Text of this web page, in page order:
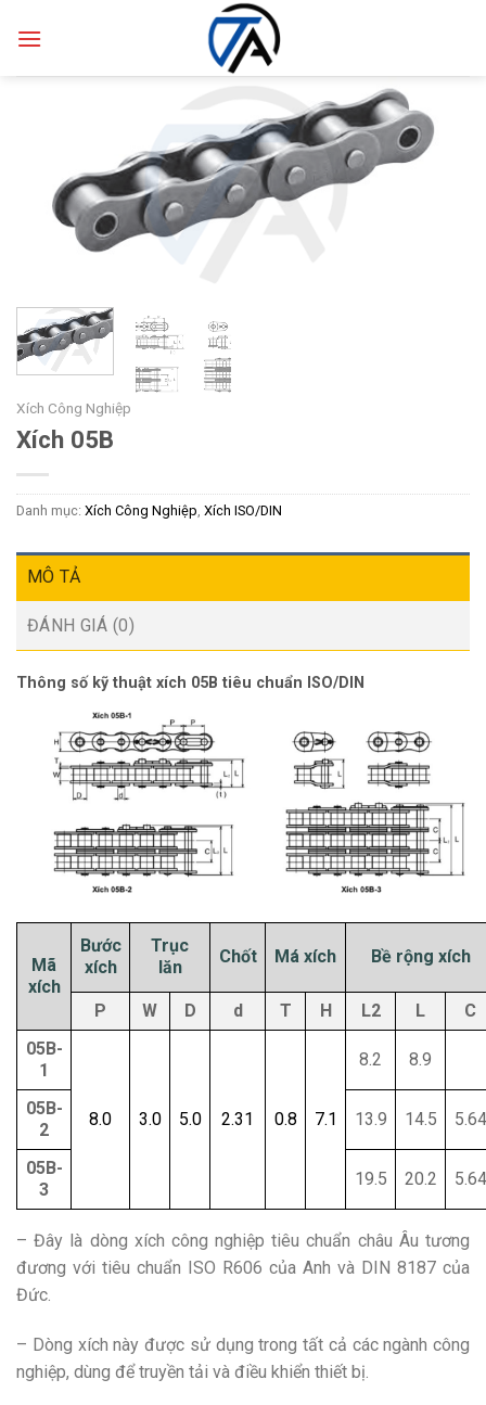
Xích Công Nghiệp
Xích 05B
Danh mục: Xích Công Nghiệp Xích ISO/DIN
MÔ TẢ
ĐÁNH GIÁ (0)
Thông số kỹ thuật xích 05B tiêu chuẩn ISO/DIN
Mã
xích
Bước
xích
Trục
lăn
Chốt Má xích Bề rộng xích
P W D d T H L2 L
C
05B-
1
8.0 3.0 5.0 2.31 0.8 7.1
8.2 8.9
05B-
2
13.9 14.5 5.64
05B-
3
19.5 20.2 5.64
– Đây là dòng xích công nghiệp tiêu chuẩn châu Âu tương
đương với tiêu chuẩn ISO R606 của Anh và DIN 8187 của
Đức.
– Dòng xích này được sử dụng trong tất cả các ngành công
nghiệp, dùng để truyền tải và điều khiển thiết bị.